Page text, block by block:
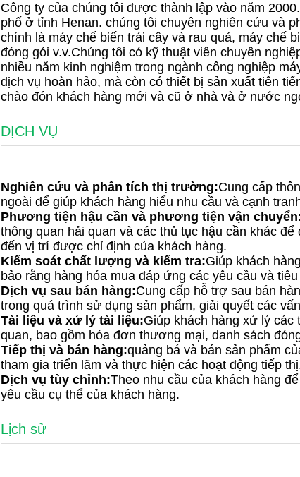
Công ty của chúng tôi được thành lập vào năm
phố ở tỉnh Henan. chúng tôi chuyên nghiên cứu và
chính là máy chế biến trái cây và rau quả, máy chế
đóng gói v.v.Chúng tôi có kỹ thuật viên chuyên
nhiều năm kinh nghiệm trong ngành công nghiệp
dịch vụ hoàn hảo, mà còn có thiết bị sản xuất tiên
chào đón khách hàng mới và cũ ở nhà và ở nước
DỊCH VỤ
Nghiên cứu và phân tích thị trường:Cung cấp
ngoài để giúp khách hàng hiểu nhu cầu và cạnh
Phương tiện hậu cần và phương tiện vận
thông quan hải quan và các thủ tục hậu cần khác
đến vị trí được chỉ định của khách hàng.
Kiểm soát chất lượng và kiểm tra:Giúp khách
bảo rằng hàng hóa mua đáp ứng các yêu cầu và
Dịch vụ sau bán hàng:Cung cấp hỗ trợ sau bán
trong quá trình sử dụng sản phẩm, giải quyết các
Tài liệu và xử lý tài liệu:Giúp khách hàng xử lý các
quan, bao gồm hóa đơn thương mại, danh sách
Tiếp thị và bán hàng:quảng bá và bán sản phẩm
tham gia triển lãm và thực hiện các hoạt động tiếp
Dịch vụ tùy chỉnh:Theo nhu cầu của khách hàng
yêu cầu cụ thể của khách hàng.
Lịch sử